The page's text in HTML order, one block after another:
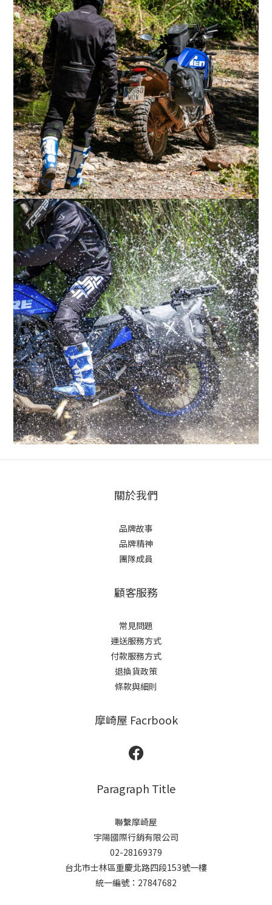
關於我們
品牌故事
品牌精神
團隊成員
顧客服務
常見問題
運送服務方式
付款服務方式
退換貨政策
條款與細則
摩崎屋 Facrbook
Paragraph Title
聯繫摩崎屋
宇陽國際行銷有限公司
02-28169379
台北市士林區重慶北路四段153號一樓
統一編號：27847682